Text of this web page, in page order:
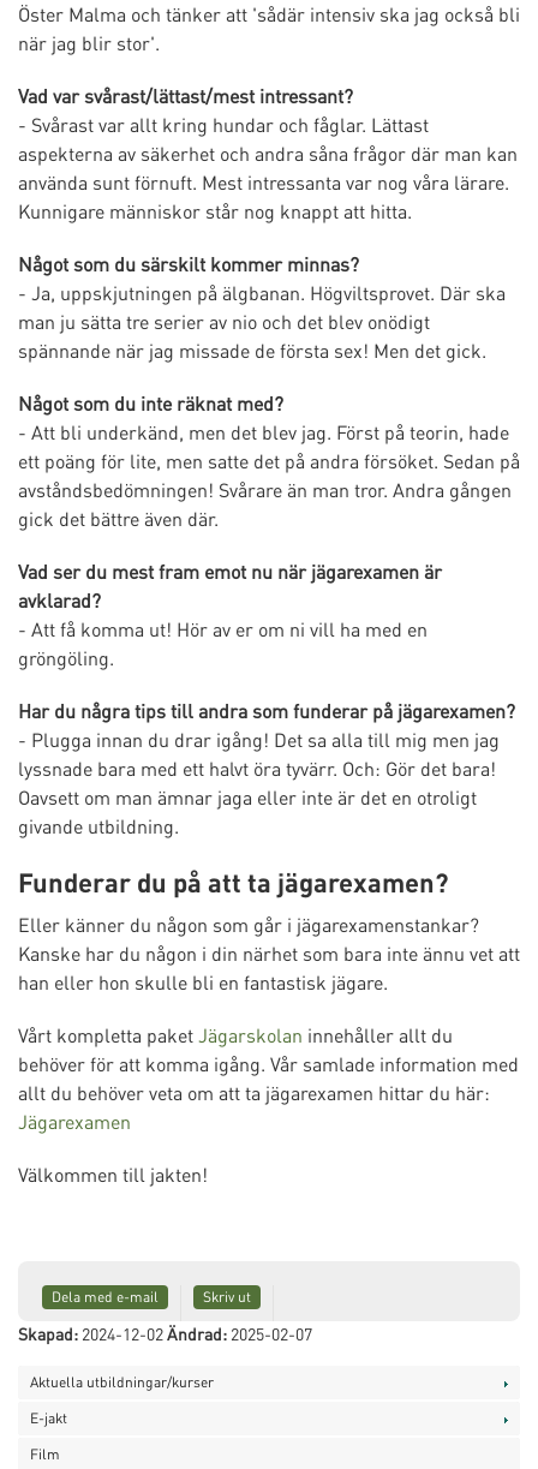
Öster Malma och tänker att 'sådär intensiv ska jag också bli
när jag blir stor'.
Vad var svårast/lättast/mest intressant?
- Svårast var allt kring hundar och fåglar. Lättast
aspekterna av säkerhet och andra såna frågor där man kan
använda sunt förnuft. Mest intressanta var nog våra lärare.
Kunnigare människor står nog knappt att hitta.
Något som du särskilt kommer minnas?
- Ja, uppskjutningen på älgbanan. Högviltsprovet. Där ska
man ju sätta tre serier av nio och det blev onödigt
spännande när jag missade de första sex! Men det gick.
Något som du inte räknat med?
- Att bli underkänd, men det blev jag. Först på teorin, hade
ett poäng för lite, men satte det på andra försöket. Sedan på
avståndsbedömningen! Svårare än man tror. Andra gången
gick det bättre även där.
Vad ser du mest fram emot nu när jägarexamen är
avklarad?
- Att få komma ut! Hör av er om ni vill ha med en
gröngöling.
Har du några tips till andra som funderar på jägarexamen?
- Plugga innan du drar igång! Det sa alla till mig men jag
lyssnade bara med ett halvt öra tyvärr. Och: Gör det bara!
Oavsett om man ämnar jaga eller inte är det en otroligt
givande utbildning.
Funderar du på att ta jägarexamen?
Eller känner du någon som går i jägarexamenstankar?
Kanske har du någon i din närhet som bara inte ännu vet att
han eller hon skulle bli en fantastisk jägare.
Vårt kompletta paketJägarskolan innehåller allt du
behöver för att komma igång. Vår samlade information med
allt du behöver veta om att ta jägarexamen hittar du här:
Jägarexamen
Välkommen till jakten!
Dela med e-mail Skriv ut
Skapad: 2024-12-02Ändrad: 2025-02-07
Aktuella utbildningar/kurser
E-jakt
Film